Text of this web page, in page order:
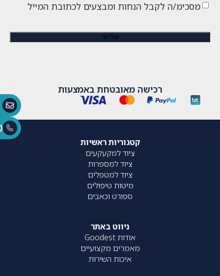
מסכימ/ה לקבל הנחות ומבצעים לכתובת המייל
רכישה מאובטחת באמצעות
קטגוריות ראשיות
ציוד למקעקעים
ציוד למספרות
ציוד למטפלים
מיטות טיפולים
ספורט וכאבים
ניווט באתר
אודות Goodest
מאמרים מקצועיים
איכות השירות